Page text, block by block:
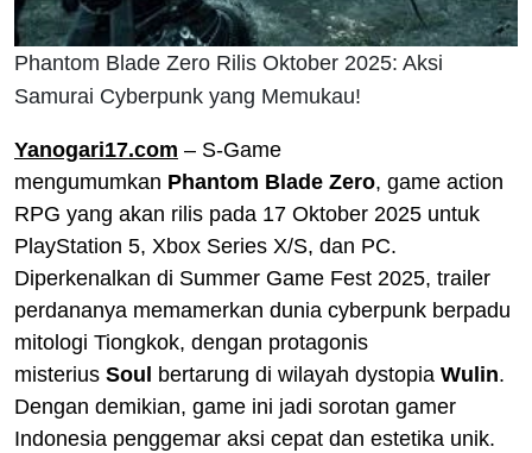
Phantom Blade Zero Rilis Oktober 2025: Aksi
Samurai Cyberpunk yang Memukau!
Yanogari17.com – S-Game
mengumumkan Phantom Blade Zero, game action
RPG yang akan rilis pada 17 Oktober 2025 untuk
PlayStation 5, Xbox Series X/S, dan PC.
Diperkenalkan di Summer Game Fest 2025, trailer
perdananya memamerkan dunia cyberpunk berpadu
mitologi Tiongkok, dengan protagonis
misterius Soul bertarung di wilayah dystopia Wulin.
Dengan demikian, game ini jadi sorotan gamer
Indonesia penggemar aksi cepat dan estetika unik.